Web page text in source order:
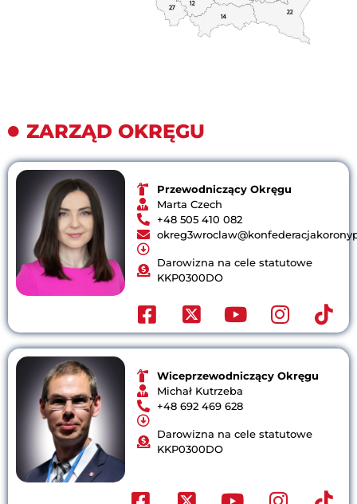
ZARZĄD OKRĘGU
Przewodniczący Okręgu
Marta Czech
+48 505 410 082
Darowizna na cele statutowe
KKP0300DO​
Wiceprzewodniczący Okręgu
Michał Kutrzeba
+48 692 469 628
Darowizna na cele statutowe
KKP0300DO​​